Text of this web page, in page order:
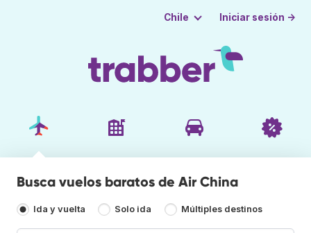
Chile Iniciar sesión →
Busca vuelos baratos de Air China
Ida y vuelta Solo ida Múltiples destinos